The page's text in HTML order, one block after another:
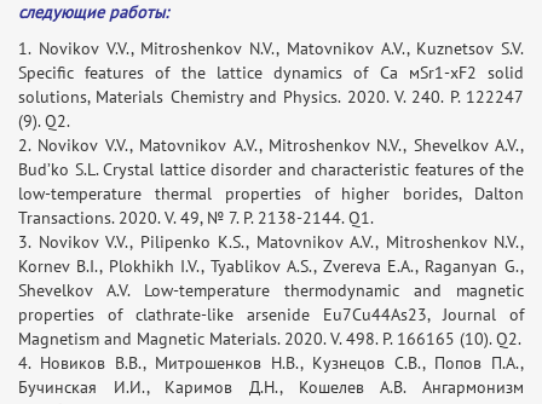
следующие работы:
1. Novikov V.V., Mitroshenkov N.V., Matovnikov A.V., Kuznetsov S.V.
Specific features of the lattice dynamics of Ca мSr1-xF2 solid
solutions, Materials Chemistry and Physics. 2020. V. 240. P. 122247
(9). Q2.
2. Novikov V.V., Matovnikov A.V., Mitroshenkov N.V., Shevelkov A.V.,
Bud’ko S.L. Crystal lattice disorder and characteristic features of the
low-temperature thermal properties of higher borides, Dalton
Transactions. 2020. V. 49, № 7. P. 2138-2144. Q1.
3. Novikov V.V., Pilipenko K.S., Matovnikov A.V., Mitroshenkov N.V.,
Kornev B.I., Plokhikh I.V., Tyablikov A.S., Zvereva E.A., Raganyan G.,
Shevelkov A.V. Low-temperature thermodynamic and magnetic
properties of clathrate-like arsenide Eu7Cu44As23, Journal of
Magnetism and Magnetic Materials. 2020. V. 498. P. 166165 (10). Q2.
4. Новиков В.В., Митрошенков Н.В., Кузнецов С.В., Попов П.А.,
Бучинская И.И., Каримов Д.Н., Кошелев А.В. Ангармонизм